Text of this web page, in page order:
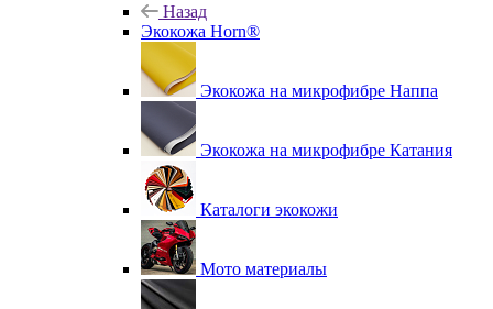
Назад
Экокожа Horn®
Экокожа на микрофибре Наппа
Экокожа на микрофибре Катания
Каталоги экокожи
Мото материалы